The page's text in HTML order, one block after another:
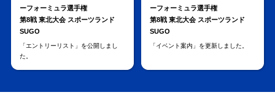
ーフォーミュラ選手権
第8戦 東北大会 スポーツランド
SUGO
「エントリーリスト」を公開しまし
た。
ーフォーミュラ選手権
第8戦 東北大会 スポーツランド
SUGO
「イベント案内」を更新しました。